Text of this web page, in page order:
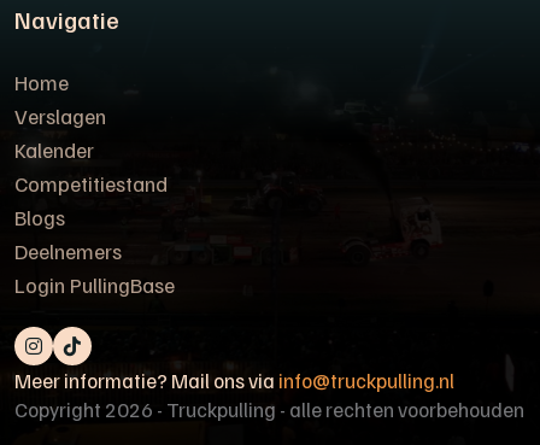
Navigatie
Home
Verslagen
Kalender
Competitiestand
Blogs
Deelnemers
Login PullingBase
Meer informatie? Mail ons via info@truckpulling.nl
Copyright 2026 - Truckpulling - alle rechten voorbehouden